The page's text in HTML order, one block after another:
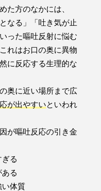
た方のなかには、
なる」「吐き気が止
った嘔吐反射に悩む
れはお口の奥に異物
に反応する生理的な
奥に近い場所まで広
が出やすいといわれ
が嘔吐反応の引き金
る
る
い体質